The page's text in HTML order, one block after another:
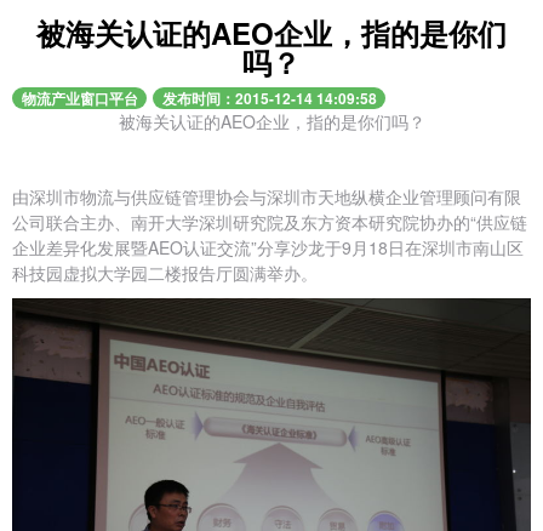
被海关认证的AEO企业，指的是你们
吗？
物流产业窗口平台 发布时间：2015-12-14 14:09:58
被海关认证的AEO企业，指的是你们吗？
由深圳市物流与供应链管理协会与深圳市天地纵横企业管理顾问有限
公司联合主办、南开大学深圳研究院及东方资本研究院协办的“供应链
企业差异化发展暨AEO认证交流”分享沙龙于9月18日在深圳市南山区
科技园虚拟大学园二楼报告厅圆满举办。